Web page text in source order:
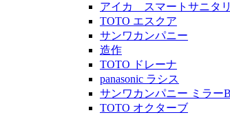
アイカ スマートサニタ
TOTO エスクア
サンワカンパニー
造作
TOTO ドレーナ
panasonic ラシス
サンワカンパニー ミラー
TOTO オクターブ